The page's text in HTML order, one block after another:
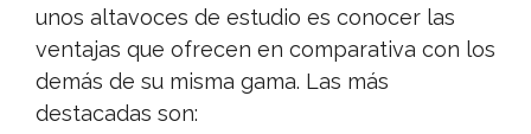
unos altavoces de estudio es conocer las
ventajas que ofrecen en comparativa con los
demás de su misma gama. Las más
destacadas son: